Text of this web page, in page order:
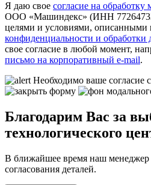
Я даю свое согласие на
ООО «Машиндекс» (ИНН
целями и условиями, описанными
конфиденциальности и обработки
свое согласие в любой момент,
письмо на корпоративный e-mail.
Необходимо ваше согласие
Благодарим Вас за
технологического
В ближайшее время наш менеджер
согласования деталей.